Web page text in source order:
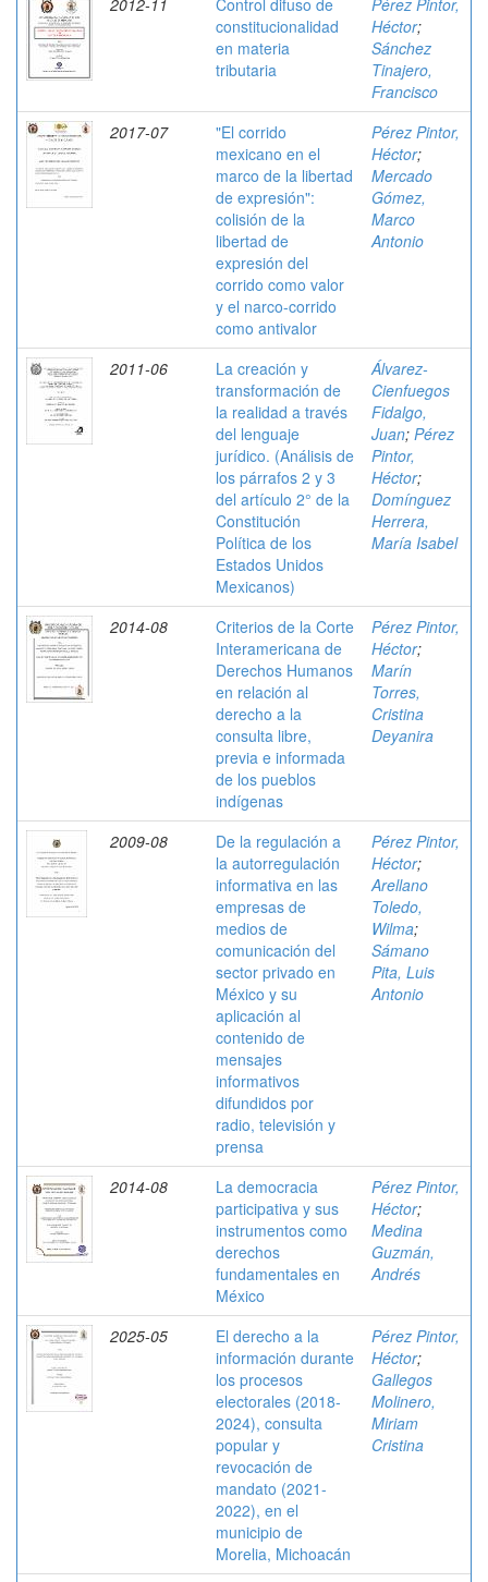
2012-11
Control difuso de
constitucionalidad
en materia
tributaria
Pérez Pintor,
Héctor;
Sánchez
Tinajero,
Francisco
2017-07
"El corrido
mexicano en el
marco de la libertad
de expresión":
colisión de la
libertad de
expresión del
corrido como valor
y el narco-corrido
como antivalor
Pérez Pintor,
Héctor;
Mercado
Gómez,
Marco
Antonio
2011-06
La creación y
transformación de
la realidad a través
del lenguaje
jurídico. (Análisis de
los párrafos 2 y 3
del artículo 2° de la
Constitución
Política de los
Estados Unidos
Mexicanos)
Álvarez-
Cienfuegos
Fidalgo,
Juan; Pérez
Pintor,
Héctor;
Domínguez
Herrera,
María Isabel
2014-08
Criterios de la Corte
Interamericana de
Derechos Humanos
en relación al
derecho a la
consulta libre,
previa e informada
de los pueblos
indígenas
Pérez Pintor,
Héctor;
Marín
Torres,
Cristina
Deyanira
2009-08
De la regulación a
la autorregulación
informativa en las
empresas de
medios de
comunicación del
sector privado en
México y su
aplicación al
contenido de
mensajes
informativos
difundidos por
radio, televisión y
prensa
Pérez Pintor,
Héctor;
Arellano
Toledo,
Wilma;
Sámano
Pita, Luis
Antonio
2014-08
La democracia
participativa y sus
instrumentos como
derechos
fundamentales en
México
Pérez Pintor,
Héctor;
Medina
Guzmán,
Andrés
2025-05
El derecho a la
información durante
los procesos
electorales (2018-
2024), consulta
popular y
revocación de
mandato (2021-
2022), en el
municipio de
Morelia, Michoacán
Pérez Pintor,
Héctor;
Gallegos
Molinero,
Miriam
Cristina